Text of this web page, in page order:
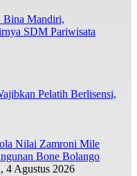
Bina Mandiri,
SDM Pariwisata
Pelatih Berlisensi,
Nilai Zamroni Mile
Bone Bolango
4 Agustus 2026